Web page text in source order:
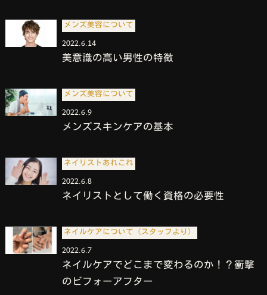
メンズ美容について
2022.6.14
美意識の高い男性の特徴
メンズ美容について
2022.6.9
メンズスキンケアの基本
ネイリストあれこれ
2022.6.8
ネイリストとして働く資格の必要性
ネイルケアについて（スタッフより）
2022.6.7
ネイルケアでどこまで変わるのか！？衝撃
のビフォーアフター